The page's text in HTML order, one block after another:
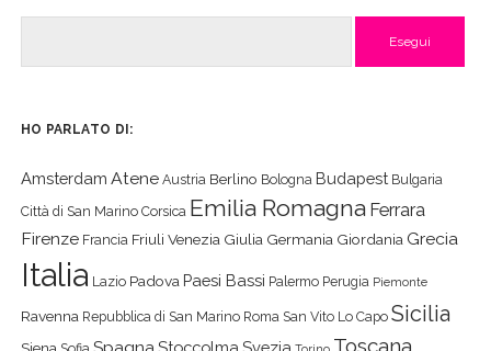
HO PARLATO DI:
Amsterdam Atene Austria Berlino Bologna Budapest Bulgaria
Città di San Marino Corsica Emilia Romagna Ferrara
Firenze Francia Friuli Venezia Giulia Germania Giordania Grecia
Italia Lazio Padova Paesi Bassi Palermo Perugia Piemonte
Ravenna Repubblica di San Marino Roma San Vito Lo Capo Sicilia
Toscana